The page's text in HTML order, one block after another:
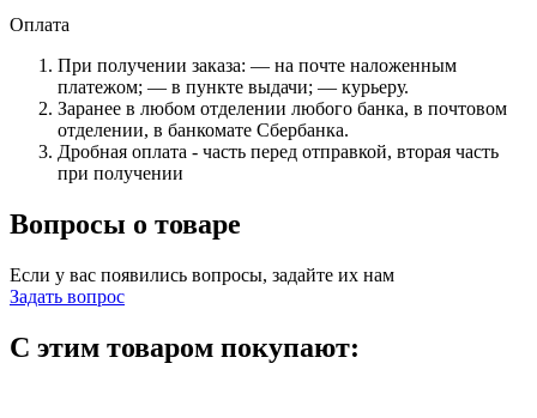
Оплата
При получении заказа: — на почте наложенным
платежом; — в пункте выдачи; — курьеру.
Заранее в любом отделении любого банка, в почтовом
отделении, в банкомате Сбербанка.
Дробная оплата - часть перед отправкой, вторая часть
при получении
Вопросы о товаре
Если у вас появились вопросы, задайте их нам
Задать вопрос
С этим товаром покупают: